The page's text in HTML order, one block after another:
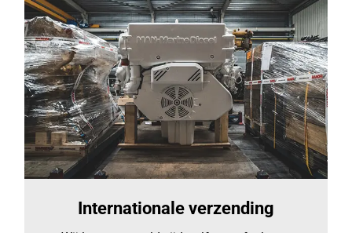
Internationale verzending